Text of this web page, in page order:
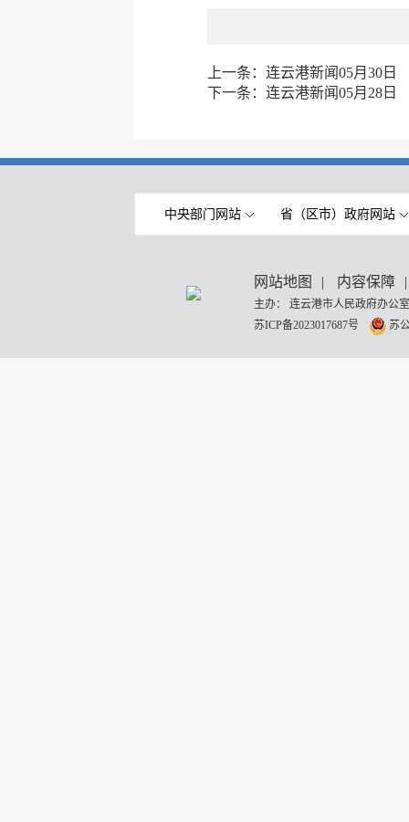
上一条： 连云港新闻05月30日
下一条： 连云港新闻05月28日
中央部门网站 省（区市）政府网站
网站地图 | 内容保障 |
主办： 连云港市人民政府办
苏ICP备2023017687号
苏